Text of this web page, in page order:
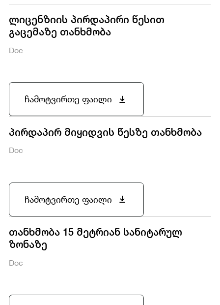
ლიცენზიის პირდაპირი წესით
გაცემაზე თანხმობა
Doc
ჩამოტვირთე ფაილი
პირდაპირ მიყიდვის წესზე თანხმობა
Doc
ჩამოტვირთე ფაილი
თანხმობა 15 მეტრიან სანიტარულ
ზონაზე
Doc